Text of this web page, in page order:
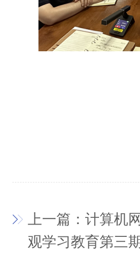
上一篇：计算机
观学习教育第三